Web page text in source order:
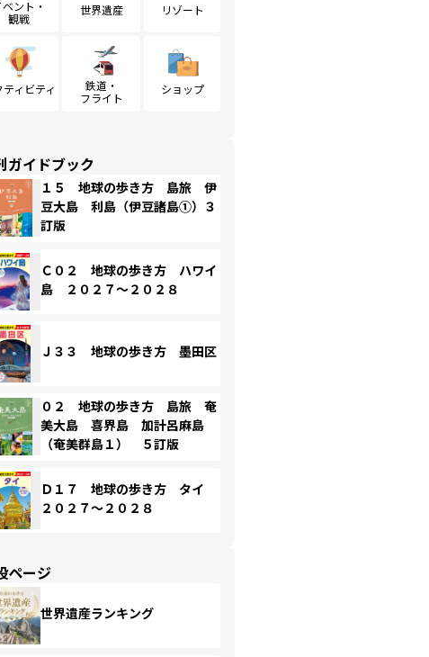
ベント・
観戦
世界遺産 リゾート
ティビティ
鉄道・
フライト
ショップ
ガイドブック
１５ 地球の歩き方 島旅 伊
豆大島 利島（伊豆諸島①）３
訂版
Ｃ０２ 地球の歩き方 ハワイ
島 ２０２７～２０２８
Ｊ３３ 地球の歩き方 墨田区
０２ 地球の歩き方 島旅 奄
美大島 喜界島 加計呂麻島
（奄美群島１） ５訂版
Ｄ１７ 地球の歩き方 タイ
２０２７～２０２８
ページ
世界遺産ランキング